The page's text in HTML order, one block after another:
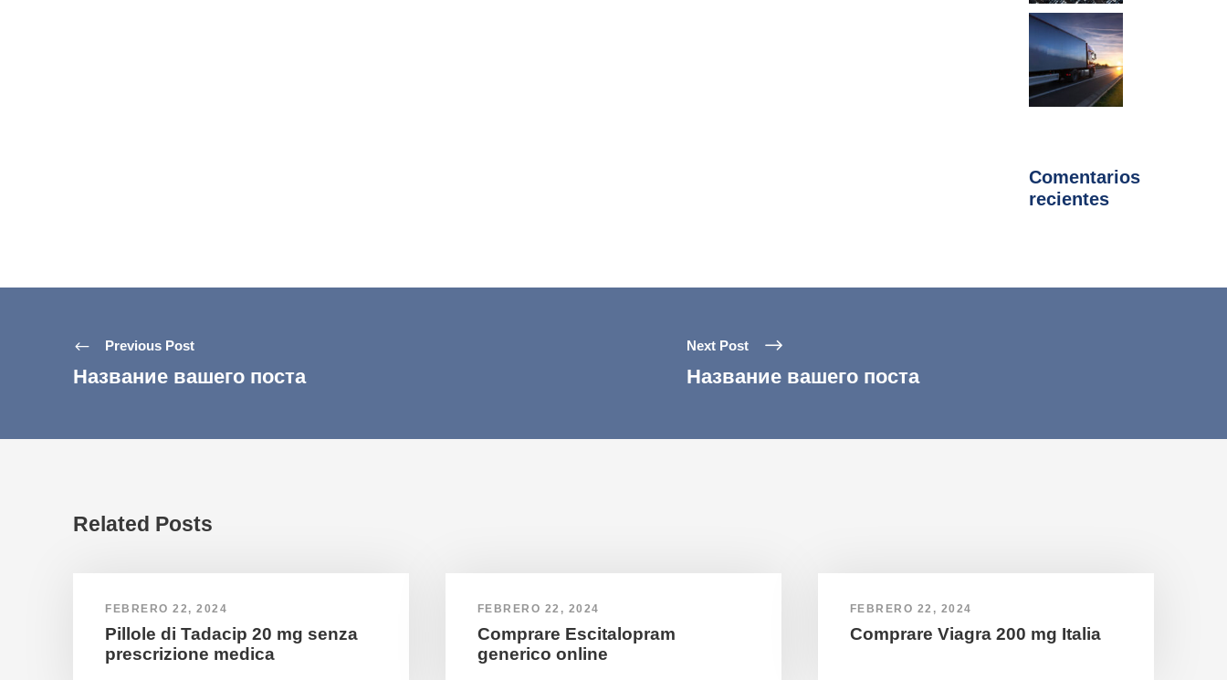
Comentarios
recientes
Previous Post
Название вашего поста
Next Post
Название вашего поста
Related Posts
FEBRERO 22, 2024
Pillole di Tadacip 20 mg senza
prescrizione medica
FEBRERO 22, 2024
Comprare Escitalopram
generico online
FEBRERO 22, 2024
Comprare Viagra 200 mg Italia